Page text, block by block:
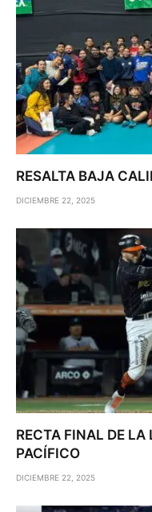
RESALTA BAJA
DICIEMBRE 22, 2025
RECTA FINAL DE
PACÍFICO
DICIEMBRE 22, 2025